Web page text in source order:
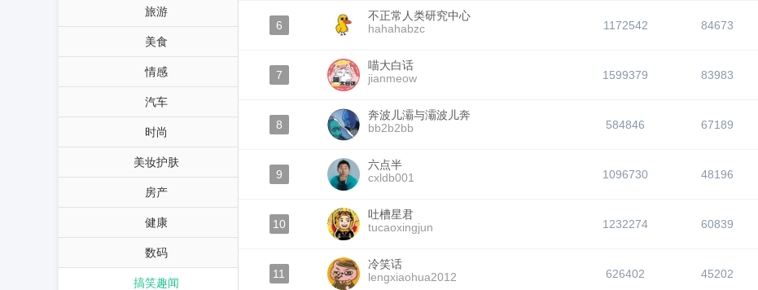
旅游
美食
情感
汽车
时尚
美妆护肤
房产
健康
数码
搞笑趣闻
6
不正常人类研究中心
hahahabzc
1172542 84673
7
喵大白话
jianmeow
1599379 83983
8
奔波儿灞与灞波儿奔
bb2b2bb
584846 67189
9
六点半
cxldb001
1096730 48196
10
吐槽星君
tucaoxingjun
1232274 60839
11
冷笑话
lengxiaohua2012
626402 45202